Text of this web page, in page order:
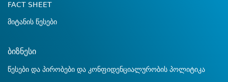
FACT SHEET
მიტანის წესები
ბიზნესი
წესები და პირობები და კონფიდენციალურობის პოლიტიკა